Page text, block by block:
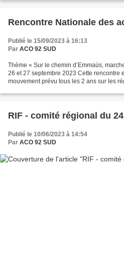
Rencontre Nationale des
Publié le 15/09/2023 à 16:13
Par ACO 92 SUD
Thème « Sur le chemin d’Emmaüs,
26 et 27 septembre 2023 Cette rencontre
mouvement prévu tous les 2 ans sur les
RIF - comité régional du
Publié le 10/06/2023 à 14:54
Par ACO 92 SUD